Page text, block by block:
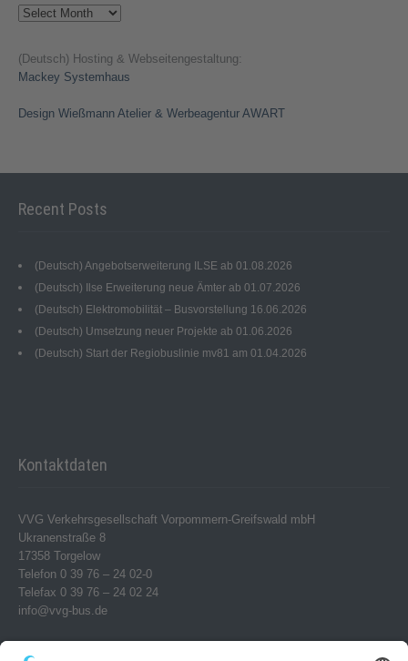
Archives
(Deutsch) Hosting & Webseitengestaltung:
Mackey Systemhaus
Design Wießmann Atelier & Werbeagentur AWART
Recent Posts
(Deutsch) Angebotserweiterung ILSE ab 01.08.2026
(Deutsch) Ilse Erweiterung neue Ämter ab 01.07.2026
(Deutsch) Elektromobilität – Busvorstellung 16.06.2026
(Deutsch) Umsetzung neuer Projekte ab 01.06.2026
(Deutsch) Start der Regiobuslinie mv81 am 01.04.2026
Kontaktdaten
VVG Verkehrsgesellschaft Vorpommern-Greifswald mbH
Ukranenstraße 8
17358 Torgelow
Telefon 0 39 76 – 24 02-0
Telefax 0 39 76 – 24 02 24
info@vvg-bus.de